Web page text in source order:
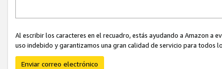
Al escribir los caracteres en el recuadro, estás ayudando a Amazon
uso indebido y garantizamos una gran calidad de servicio para todos
Enviar correo electrónico